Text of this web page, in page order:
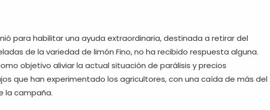
para habilitar una ayuda extraordinaria, destinada a retirar del
de la variedad de limón Fino, no ha recibido respuesta alguna.
objetivo aliviar la actual situación de parálisis y precios
que han experimentado los agricultores, con una caída de más del
la campaña.